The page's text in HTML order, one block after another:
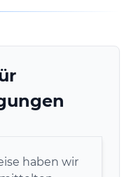
haben wir